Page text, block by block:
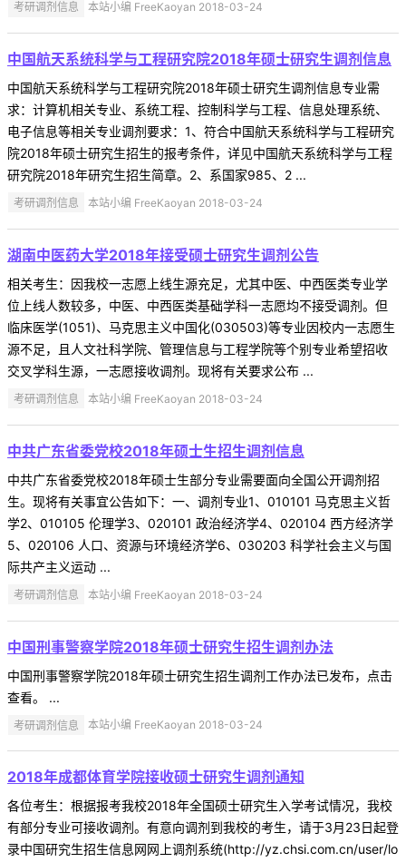
考研调剂信息 本站小编 FreeKaoyan 2018-03-24
中国航天系统科学与工程研究院2018年硕士研究生调剂信息
中国航天系统科学与工程研究院2018年硕士研究生调剂信息专业需
求：计算机相关专业、系统工程、控制科学与工程、信息处理系统、
电子信息等相关专业调剂要求：1、符合中国航天系统科学与工程研究
院2018年硕士研究生招生的报考条件，详见中国航天系统科学与工程
研究院2018年研究生招生简章。2、系国家985、2 ...
考研调剂信息 本站小编 FreeKaoyan 2018-03-24
湖南中医药大学2018年接受硕士研究生调剂公告
相关考生：因我校一志愿上线生源充足，尤其中医、中西医类专业学
位上线人数较多，中医、中西医类基础学科一志愿均不接受调剂。但
临床医学(1051)、马克思主义中国化(030503)等专业因校内一志愿生
源不足，且人文社科学院、管理信息与工程学院等个别专业希望招收
交叉学科生源，一志愿接收调剂。现将有关要求公布 ...
考研调剂信息 本站小编 FreeKaoyan 2018-03-24
中共广东省委党校2018年硕士生招生调剂信息
中共广东省委党校2018年硕士生部分专业需要面向全国公开调剂招
生。现将有关事宜公告如下：一、调剂专业1、010101 马克思主义哲
学2、010105 伦理学3、020101 政治经济学4、020104 西方经济学
5、020106 人口、资源与环境经济学6、030203 科学社会主义与国
际共产主义运动 ...
考研调剂信息 本站小编 FreeKaoyan 2018-03-24
中国刑事警察学院2018年硕士研究生招生调剂办法
中国刑事警察学院2018年硕士研究生招生调剂工作办法已发布，点击
查看。 ...
考研调剂信息 本站小编 FreeKaoyan 2018-03-24
2018年成都体育学院接收硕士研究生调剂通知
各位考生：根据报考我校2018年全国硕士研究生入学考试情况，我校
有部分专业可接收调剂。有意向调剂到我校的考生，请于3月23日起登
录中国研究生招生信息网网上调剂系统(http://yz.chsi.com.cn/user/lo